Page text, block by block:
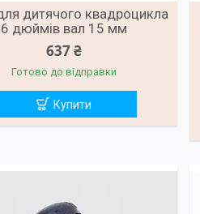
дитячого квадроцикла
6 дюймів вал 15 мм
637 ₴
Готово до відправки
Купити